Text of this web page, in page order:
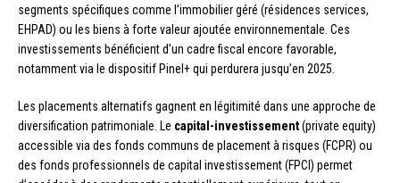
segments spécifiques comme l’immobilier géré (résidences services,
EHPAD) ou les biens à forte valeur ajoutée environnementale. Ces
investissements bénéficient d’un cadre fiscal encore favorable,
notamment via le dispositif Pinel+ qui perdurera jusqu’en 2025.
Les placements alternatifs gagnent en légitimité dans une approche de
diversification patrimoniale. Le capital-investissement(private equity)
accessible via des fonds communs de placement à risques (FCPR) ou
des fonds professionnels de capital investissement (FPCI) permet